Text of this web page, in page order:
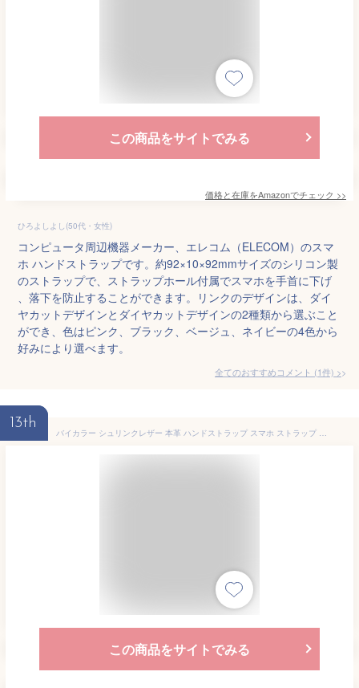
この商品をサイトでみる
価格と在庫をAmazonでチェック >>
ひろよしよし(50代・女性)
コンピュータ周辺機器メーカー、エレコム（ELECOM）のスマ
ホ ハンドストラップです。約92×10×92mmサイズのシリコン製
のストラップで、ストラップホール付属でスマホを手首に下げ
、落下を防止することができます。リンクのデザインは、ダイ
ヤカットデザインとダイヤカットデザインの2種類から選ぶこと
ができ、色はピンク、ブラック、ベージュ、ネイビーの4色から
好みにより選べます。
全てのおすすめコメント (1件) >
13th
バイカラー シュリンクレザー 本革 ハンドストラップ スマホ ストラップ 手首 落下防止 | スマホアクセサリー 携帯ストラップ かわいい スマホストラップ 可愛い レザー iphone android 落下防止ストラップ スマートフォン ストラップ付き
この商品をサイトでみる